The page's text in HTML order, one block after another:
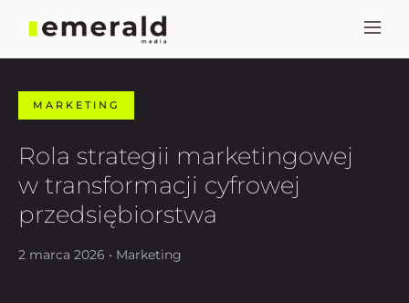
MARKETING
Rola strategii marketingowej
w transformacji cyfrowej
przedsiębiorstwa
2 marca 2026 • Marketing